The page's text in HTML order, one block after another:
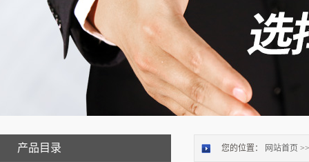
产品目录 您的位置： 网站首页